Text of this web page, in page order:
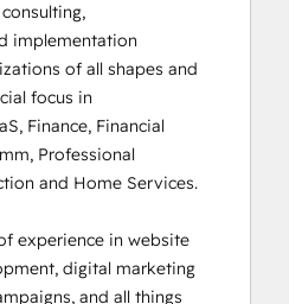
implementation
of all shapes and
focus in
Finance, Financial
Professional
and Home Services.
experience in website
digital marketing
and all things